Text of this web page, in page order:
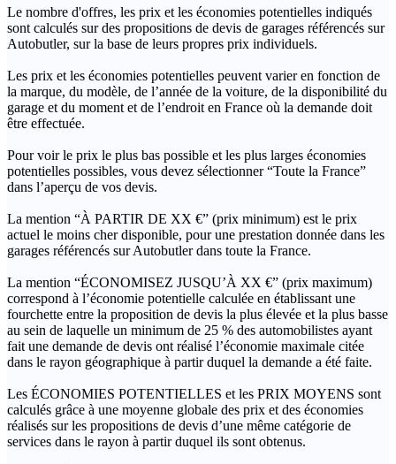
Le nombre d'offres, les prix et les économies potentielles indiqués
sont calculés sur des propositions de devis de garages référencés sur
Autobutler, sur la base de leurs propres prix individuels.
Les prix et les économies potentielles peuvent varier en fonction de
la marque, du modèle, de l’année de la voiture, de la disponibilité du
garage et du moment et de l’endroit en France où la demande doit
être effectuée.
Pour voir le prix le plus bas possible et les plus larges économies
potentielles possibles, vous devez sélectionner “Toute la France”
dans l’aperçu de vos devis.
La mention “À PARTIR DE XX €” (prix minimum) est le prix
actuel le moins cher disponible, pour une prestation donnée dans les
garages référencés sur Autobutler dans toute la France.
La mention “ÉCONOMISEZ JUSQU’À XX €” (prix maximum)
correspond à l’économie potentielle calculée en établissant une
fourchette entre la proposition de devis la plus élevée et la plus basse
au sein de laquelle un minimum de 25 % des automobilistes ayant
fait une demande de devis ont réalisé l’économie maximale citée
dans le rayon géographique à partir duquel la demande a été faite.
Les ÉCONOMIES POTENTIELLES et les PRIX MOYENS sont
calculés grâce à une moyenne globale des prix et des économies
réalisés sur les propositions de devis d’une même catégorie de
services dans le rayon à partir duquel ils sont obtenus.